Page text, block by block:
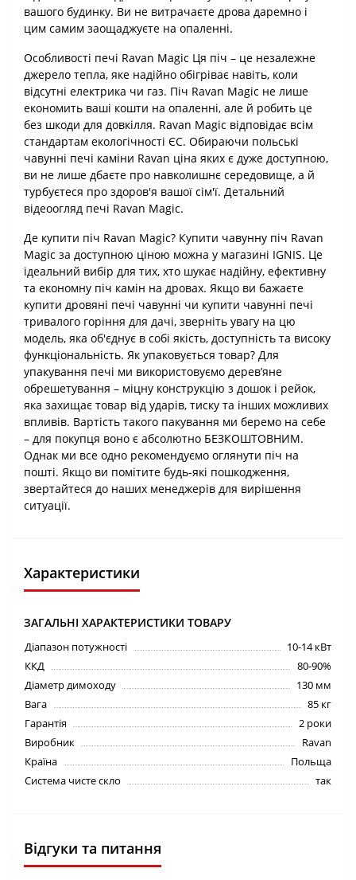
вашого будинку. Ви не витрачаєте дрова даремно і
цим самим заощаджуєте на опаленні.
Особливості печі Ravan Magic Ця піч – це незалежне
джерело тепла, яке надійно обігріває навіть, коли
відсутні електрика чи газ. Піч Ravan Magic не лише
економить ваші кошти на опаленні, але й робить це
без шкоди для довкілля. Ravan Magic відповідає всім
стандартам екологічності ЄС. Обираючи польські
чавунні печі каміни Ravan ціна яких є дуже доступною,
ви не лише дбаєте про навколишнє середовище, а й
турбуєтеся про здоров'я вашої сім'ї. Детальний
відеоогляд печі Ravan Magic.
Де купити піч Ravan Magic? Купити чавунну піч Ravan
Magic за доступною ціною можна у магазині IGNIS. Це
ідеальний вибір для тих, хто шукає надійну, ефективну
та економну піч камін на дровах. Якщо ви бажаєте
купити дровяні печі чавунні чи купити чавунні печі
тривалого горіння для дачі, зверніть увагу на цю
модель, яка об'єднує в собі якість, доступність та високу
функціональність. Як упаковується товар? Для
упакування печі ми використовуємо деревʼяне
обрешетування – міцну конструкцію з дошок і рейок,
яка захищає товар від ударів, тиску та інших можливих
впливів. Вартість такого пакування ми беремо на себе
– для покупця воно є абсолютно БЕЗКОШТОВНИМ.
Однак ми все одно рекомендуємо оглянути піч на
пошті. Якщо ви помітите будь-які пошкодження,
звертайтеся до наших менеджерів для вирішення
ситуації.
Характеристики
ЗАГАЛЬНІ ХАРАКТЕРИСТИКИ ТОВАРУ
Діапазон потужності
10-14 кВт
ККД
80-90%
Діаметр димоходу
130 мм
Вага
85 кг
Гарантія
2 роки
Виробник
Ravan
Країна
Польща
Система чисте скло
так
Відгуки та питання